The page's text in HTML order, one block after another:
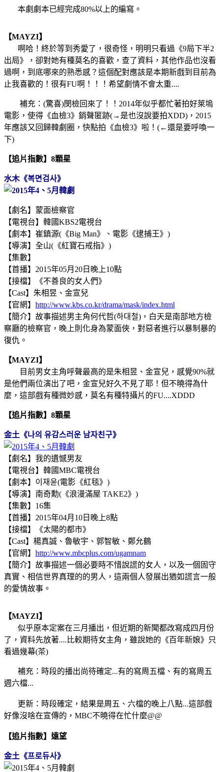
本劇劇本已經完成80%以上的編寫。
【MAYZI】
啊哈！終於等到秀愛了，很奇怪，明明只看過《9局下半2
出局》，卻對她有種莫名的喜歡，查了資料，其他作品也沒看
過啊，到底哪來的熟悉感？這個配對應該是本期新戲到目前為
止我喜歡的！很有FU啊！！！希望劇情不會太重....
補充：(驚喜)閔檢回來了！！2014年似乎都忙著拍好萊塢
電影，使得《血檢3》銷聲匿跡(→是也沒說要拍XDD)，2015
年應該又回歸韓劇圈，快點拍《血檢3》啦！(←還是要呼喚一
下)
【追片指數】8顆星
水木《복면검사》
【劇名】蒙面檢察官
【電視台】韓國KBS2電視台
【劇本】崔鎮源(《Big Man》、電影《逮捕王》)
【導演】全山(《紅寶石戒指》)
【集數】
【首播】2015年05月20日晚上10點
【接檔】《不善良的女人們》
【Cast】 朱相昱、金宣兒
【官網】 http://www.kbs.co.kr/drama/mask/index.html
【簡介】故事描述男主角何代哲(하대철)，白天是南部地方檢
察廳的檢察官，晚上則化身為蒙面俠，對惡者進行以暴制暴的
復仇。
【MAYZI】
目前男女主角呼聲最高的是朱相昱、金宣兒，感覺90%就
是他們兩位演出了吧，金宣兒好久不見了耶！但不曉得為什
麼，這部戲有種微妙感，莫名有種特攝片的FU....XDDD
【追片指數】8顆星
金土《나의 유감스러운 남자친구》
【劇名】我的遺憾男友
【電視台】韓國MBC電視台
【劇本】이재윤(電影《紅毯》)
【導演】南奇勳(《浪漫滿屋 TAKE2》)
【集數】16集
【首播】2015年04月10日晚上8點
【接檔】《太陽的都市》
【Cast】楊真誠、魯敏宇、郭智敏、鄭允鶴
【官網】 http://www.mbcplus.com/ugamnam
【簡介】故事描述一個必要時不惜說謊的女人，以及一個固守
真實、相信世界真理的的男人，這兩個人發展出猶如謊言一般
的愛情故事。
【MAYZI】
似乎原本定案在三月播出，但近期的新聞都改寫成四月份
了，資料先放著....比較期待女主角，雖說她的《百年新娘》只
看過幾幕(茶)
補充：時段的播出尚待確定...有的寫周五檔、有的寫周五
週六檔...
更新：時段確定，結果是周五、六檔的晚上八點...這部戲
好像沒啥在宣傳的，MBC不曉得在忙什麼@@
【追片指數】遠望
金土《프로듀사》